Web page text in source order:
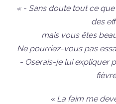
« - Sans doute tout ce
des
mais vous êtes
Ne pourriez-vous pas
- Oserais-je lui expliquer
« La faim me